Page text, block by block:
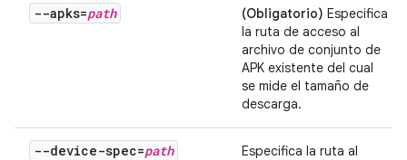
--apks=path (Obligatorio) Especifica
la ruta de acceso al
archivo de conjunto de
APK existente del cual
se mide el tamaño de
descarga.
--device-spec=path
Especifica la ruta al